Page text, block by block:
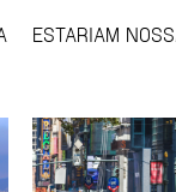
ESTARIAM